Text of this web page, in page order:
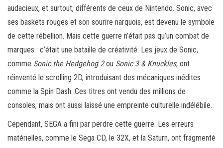
audacieux, et surtout, différents de ceux de Nintendo. Sonic, avec
ses baskets rouges et son sourire narquois, est devenu le symbole
de cette rébellion. Mais cette guerre n’était pas qu’un combat de
marques : c’était une bataille de créativité. Les jeux de Sonic,
comme Sonic the Hedgehog 2ou Sonic 3 & Knuckles, ont
réinventé le scrolling 2D, introduisant des mécaniques inédites
comme la Spin Dash. Ces titres ont vendu des millions de
consoles, mais ont aussi laissé une empreinte culturelle indélébile.
Cependant, SEGA a fini par perdre cette guerre. Les erreurs
matérielles, comme le Sega CD, le 32X, et la Saturn, ont fragmenté